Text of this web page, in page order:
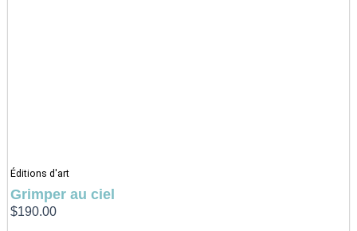
Éditions d'art
Grimper au ciel
$190.00